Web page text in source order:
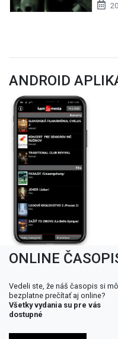
ANDROID
ONLINE
Vedeli ste, že náš časopis si
bezplatne prečítať aj online?
Všetky vydania su pre vás
dostupné